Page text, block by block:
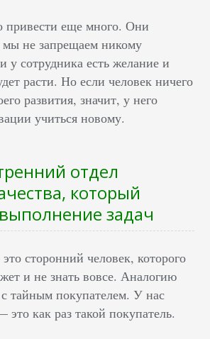
еще много. Они
не запрещаем никому
у сотрудника есть желание и
расти. Но если человек ничего
развития, значит, у него
учиться новому.
отдел
который
задач
сторонний человек, которого
и не знать вовсе. Аналогию
тайным покупателем. У нас
это как раз такой покупатель.